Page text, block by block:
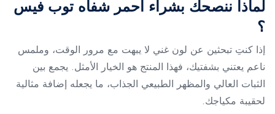
لماذا ننصحك بشراء أحمر شفاه توب فيس
؟
إذا كنتِ تبحثين عن لون غني لا يبهت مع مرور الوقت، وملمس
ناعم يعتني بشفتيك، فهذا المنتج هو الخيار الأمثل. يجمع بين
الثبات العالي والمظهر الطبيعي الجذاب، ما يجعله إضافة مثالية
لحقيبة مكياجك.